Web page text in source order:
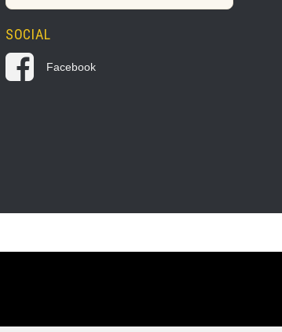
SOCIAL
Facebook